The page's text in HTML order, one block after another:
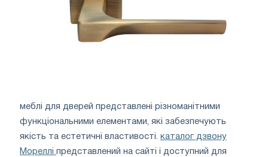
меблі для дверей представлені різноманітними
функціональними елементами, які забезпечують
якість та естетичні властивості. каталог дзвону
Мореллі представлений на сайті і доступний для